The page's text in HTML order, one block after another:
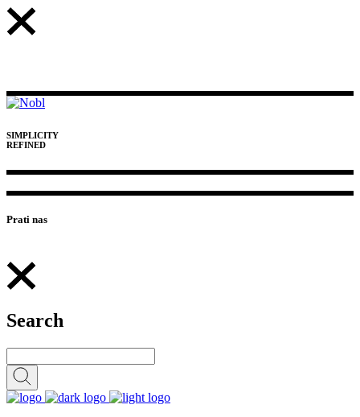
SIMPLICITY
REFINED
Prati nas
Search